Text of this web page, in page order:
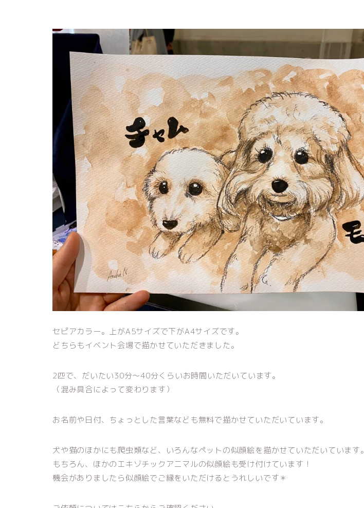
セピアカラー。上がA5サイズで下がA4サイズです。
どちらもイベント会場で描かせていただきました。
2匹で、だいたい30分～40分くらいお時間いただいています。
（混み具合によって変わります）
お名前や日付、ちょっとした言葉なども無料で描かせていただいています。
犬や猫のほかにも爬虫類など、いろんなペットの似顔絵を描かせていただいています。
もちろん、ほかのエキゾチックアニマルの似顔絵も受け付けています！
機会がありましたら似顔絵でご縁をいただけるとうれしいです＊